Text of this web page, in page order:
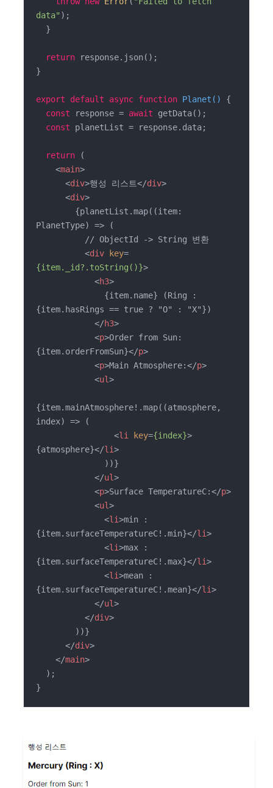
data" );
return response.json();
}
export default async function Planet ( ) {
const response = await getData();
const planetList = response.data;
return (
<main>
<div>행성 리스트</div>
<div>
PlanetType) => (
<div key=
{item._id?.toString()}>
<h3>
{item.hasRings == true ? "O" : "X"})
</h3>
<p>Order from Sun:
{item.orderFromSun}</p>
<p>Main Atmosphere:</p>
<ul>
{item.mainAtmosphere!.map((atmosphere,
index) => (
<li key={index}>
{atmosphere}</li>
</ul>
<p>Surface TemperatureC:</p>
<ul>
<li>min :
{item.surfaceTemperatureC!.min}</li>
<li>max :
{item.surfaceTemperatureC!.max}</li>
<li>mean :
{item.surfaceTemperatureC!.mean}</li>
</ul>
</div>
</div>
</main>
}